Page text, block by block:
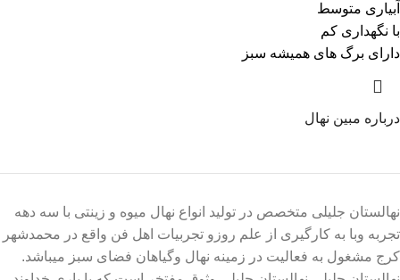
آبیاری متوسط
با نگهداری کم
دارای برگ های همیشه سبز
درباره مبین نهال
نهالستان جلیلی متخصص در تولید انواع نهال میوه و زینتی با سه دهه
تجربه وبا به کارگیری از علم روزو تجربیات اهل فن واقع در محمدشهر
کرج مشغول به فعالیت در زمینه نهال وگیاهان فضای سبز میباشد.